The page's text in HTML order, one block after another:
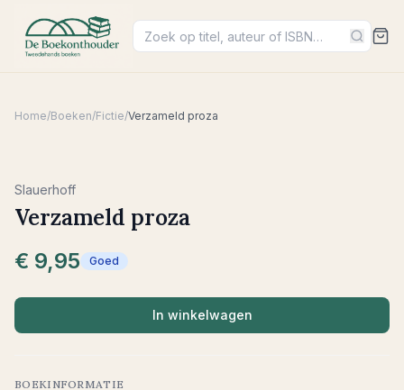
Home/Boeken/Fictie/Verzameld proza
Slauerhoff
Verzameld proza
€ 9,95 Goed
In winkelwagen
BOEKINFORMATIE